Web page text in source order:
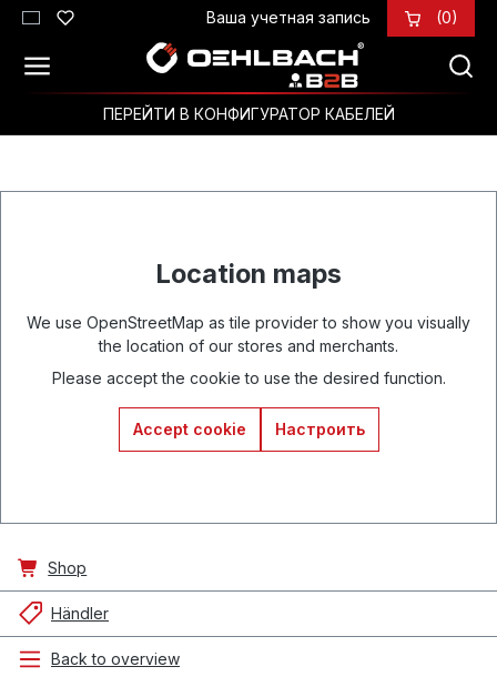
Перейти к основному содержанию
Ваша учетная запись (0)
ПЕРЕЙТИ В КОНФИГУРАТОР КАБЕЛЕЙ
Location maps
We use OpenStreetMap as tile provider to show you visually
the location of our stores and merchants.
Please accept the cookie to use the desired function.
Accept cookie Настроить
Shop
Händler
Back to overview